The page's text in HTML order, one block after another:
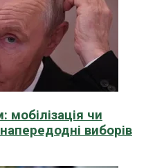
мобілізація чи
виборів